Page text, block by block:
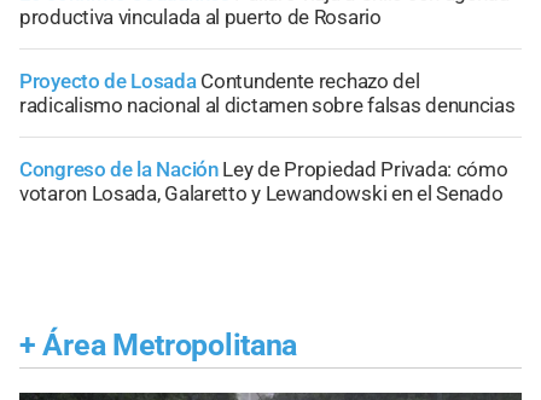
productiva vinculada al puerto de Rosario
Proyecto de Losada Contundente rechazo del
radicalismo nacional al dictamen sobre falsas denuncias
Congreso de la Nación Ley de Propiedad Privada: cómo
votaron Losada, Galaretto y Lewandowski en el Senado
+ Área Metropolitana